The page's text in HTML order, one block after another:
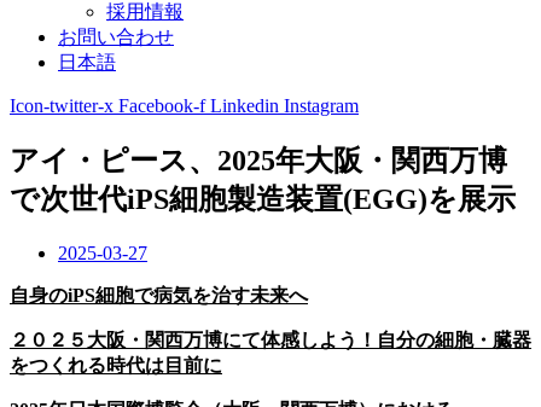
採用情報
お問い合わせ
日本語
Icon-twitter-x Facebook-f Linkedin Instagram
アイ・ピース、2025年大阪・関西万博
で次世代iPS細胞製造装置(EGG)を展示
2025-03-27
自身のiPS細胞で病気を治す未来へ
２０２５ 大阪・関西万博にて体感しよう！自分の細胞・臓器
をつくれる時代は目前に